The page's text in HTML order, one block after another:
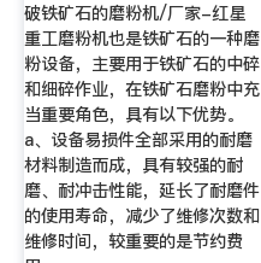
破铁矿石的磨粉机/厂家-红星
重工磨粉机也是铁矿石的一种磨
粉设备，主要用于铁矿石的中碎
和细碎作业，在铁矿石磨粉中充
当重要角色，具有以下优势。
a、设备易损件全部采用的耐磨
材料制造而成，具有较强的耐
磨、耐冲击性能，延长了耐磨件
的使用寿命，减少了维修次数和
维修时间，较重要的是节约费